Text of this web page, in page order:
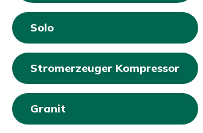
Solo
Stromerzeuger Kompressor
Granit